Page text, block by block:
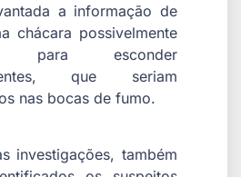
a informação de
chácara possivelmente
para esconder
que seriam
nas bocas de fumo.
investigações, também